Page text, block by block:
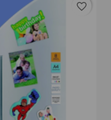
favorite_border